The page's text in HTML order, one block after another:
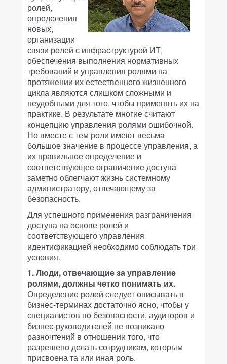
ролей,
определения
новых,
организации
связи ролей с инфраструктурой ИТ,
обеспечения выполнения нормативных
требований и управления ролями на
протяжении их естественного жизненного
цикла являются слишком сложными и
неудобными для того, чтобы применять их на
практике. В результате многие считают
концепцию управления ролями ошибочной.
Но вместе с тем роли имеют весьма
большое значение в процессе управления, а
их правильное определение и
соответствующее ограничение доступа
заметно облегчают жизнь системному
администратору, отвечающему за
безопасность.
Для успешного применения разграничения
доступа на основе ролей и
соответствующего управления
идентификацией необходимо соблюдать три
условия.
1. Люди, отвечающие за управление
ролями, должны четко понимать их.
Определение ролей следует описывать в
бизнес-терминах достаточно ясно, чтобы у
специалистов по безопасности, аудиторов и
бизнес-руководителей не возникало
разночтений в отношении того, что
разрешено делать сотрудникам, которым
присвоена та или иная роль.